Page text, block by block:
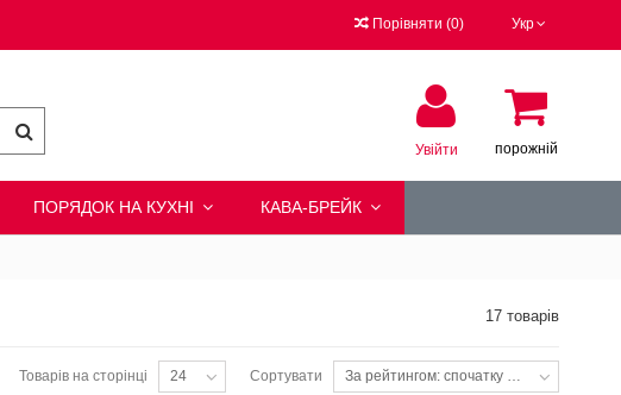
Укр
Порівняти (0)
порожній
Увійти
ПОРЯДОК НА КУХНІ КАВА-БРЕЙК
17 товарів
Сортувати За рейтингом: спочатку популярні
Товарів на сторінці 24